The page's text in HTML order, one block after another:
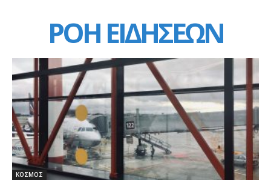
ΡΟΗ ΕΙΔΗΣΕΩΝ
ΚΟΣΜΟΣ